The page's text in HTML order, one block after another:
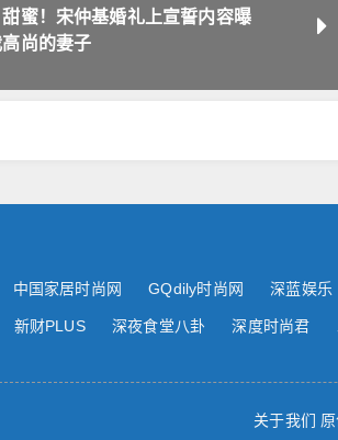
蜜！宋仲基婚礼上宣誓内容曝
尚的妻子
中国家居时尚网 GQdily时尚网 深蓝娱乐
新财PLUS 深夜食堂八卦 深度时尚君
关于我们